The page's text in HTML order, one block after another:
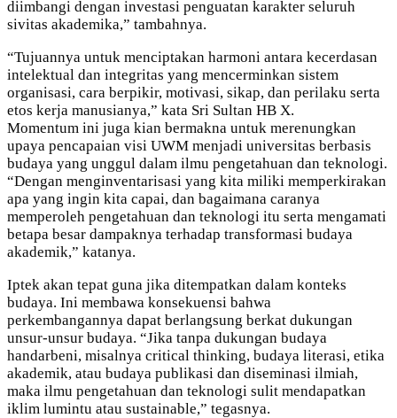
diimbangi dengan investasi penguatan karakter seluruh
sivitas akademika,” tambahnya.
“Tujuannya untuk menciptakan harmoni antara kecerdasan
intelektual dan integritas yang mencerminkan sistem
organisasi, cara berpikir, motivasi, sikap, dan perilaku serta
etos kerja manusianya,” kata Sri Sultan HB X.
Momentum ini juga kian bermakna untuk merenungkan
upaya pencapaian visi UWM menjadi universitas berbasis
budaya yang unggul dalam ilmu pengetahuan dan teknologi.
“Dengan menginventarisasi yang kita miliki memperkirakan
apa yang ingin kita capai, dan bagaimana caranya
memperoleh pengetahuan dan teknologi itu serta mengamati
betapa besar dampaknya terhadap transformasi budaya
akademik,” katanya.
Iptek akan tepat guna jika ditempatkan dalam konteks
budaya. Ini membawa konsekuensi bahwa
perkembangannya dapat berlangsung berkat dukungan
unsur-unsur budaya. “Jika tanpa dukungan budaya
handarbeni, misalnya critical thinking, budaya literasi, etika
akademik, atau budaya publikasi dan diseminasi ilmiah,
maka ilmu pengetahuan dan teknologi sulit mendapatkan
iklim lumintu atau sustainable,” tegasnya.